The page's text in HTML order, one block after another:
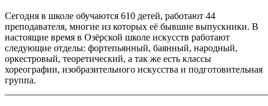
Сегодня в школе обучаются 610 детей, работают 44
преподавателя, многие из которых её бывшие выпускники. В
настоящие время в Озёрской школе искусств работают
следующие отделы: фортепьянный, баянный, народный,
оркестровый, теоретический, а так же есть классы
хореографии, изобразительного искусства и подготовительная
группа.